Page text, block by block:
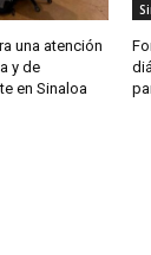
una atención
y de
en Sinaloa